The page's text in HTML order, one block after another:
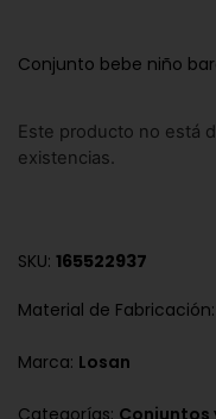
Conjunto bebe niño
Este producto no está
existencias.
SKU: 165522937
Material de Fabricación:
Marca: Losan